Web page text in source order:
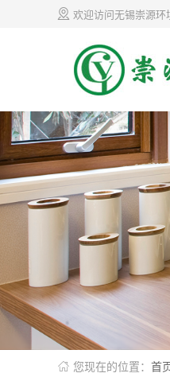
欢迎访问无锡崇源
您现在的位置： 首